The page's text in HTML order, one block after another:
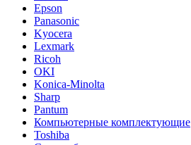
Epson
Panasonic
Kyocera
Lexmark
Ricoh
OKI
Konica-Minolta
Sharp
Pantum
Компьютерные комплектующие
Toshiba